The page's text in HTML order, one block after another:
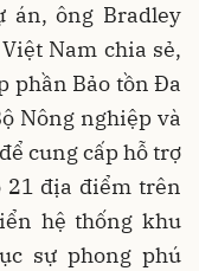
ông Bradley
Nam chia sẻ,
phần Bảo tồn Đa
Nông nghiệp và
cung cấp hỗ trợ
21 địa điểm trên
hệ thống khu
sự phong phú